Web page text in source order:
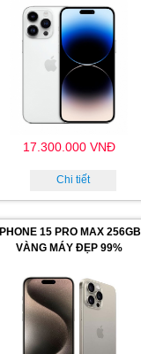
17.300.000 VNĐ
Chi tiết
IPHONE 15 PRO MAX 256GB
VÀNG MÁY ĐẸP 99%